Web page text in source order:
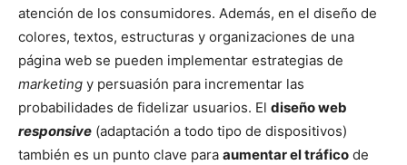
atención de los consumidores. Además, en el diseño de
colores, textos, estructuras y organizaciones de una
página web se pueden implementar estrategias de
marketing y persuasión para incrementar las
probabilidades de fidelizar usuarios. El diseño web
responsive (adaptación a todo tipo de dispositivos)
también es un punto clave para aumentar el tráfico de